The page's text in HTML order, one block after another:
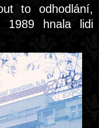
to odhodlání,
hnala lidi